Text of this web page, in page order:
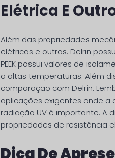
Elétrica E
Além das propriedades
elétricas e outras. Delrin
PEEK possui valores de
a altas temperaturas. Além
comparação com Delrin.
aplicações exigentes onde a
radiação UV é importante. A
propriedades de resistência